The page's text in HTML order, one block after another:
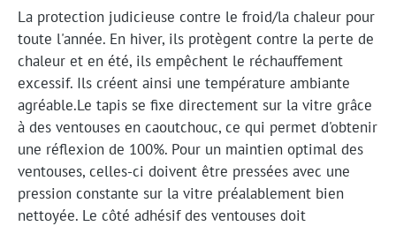
La protection judicieuse contre le froid/la chaleur pour
toute l'année. En hiver, ils protègent contre la perte de
chaleur et en été, ils empêchent le réchauffement
excessif. Ils créent ainsi une température ambiante
agréable.Le tapis se fixe directement sur la vitre grâce
à des ventouses en caoutchouc, ce qui permet d'obtenir
une réflexion de 100%. Pour un maintien optimal des
ventouses, celles-ci doivent être pressées avec une
pression constante sur la vitre préalablement bien
nettoyée. Le côté adhésif des ventouses doit